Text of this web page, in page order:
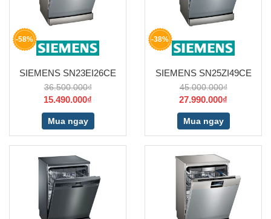
-58%
SIEMENS SN23EI26CE
36.500.000₫
15.490.000₫
Mua ngay
-38%
SIEMENS SN25ZI49CE
45.000.000₫
27.990.000₫
Mua ngay